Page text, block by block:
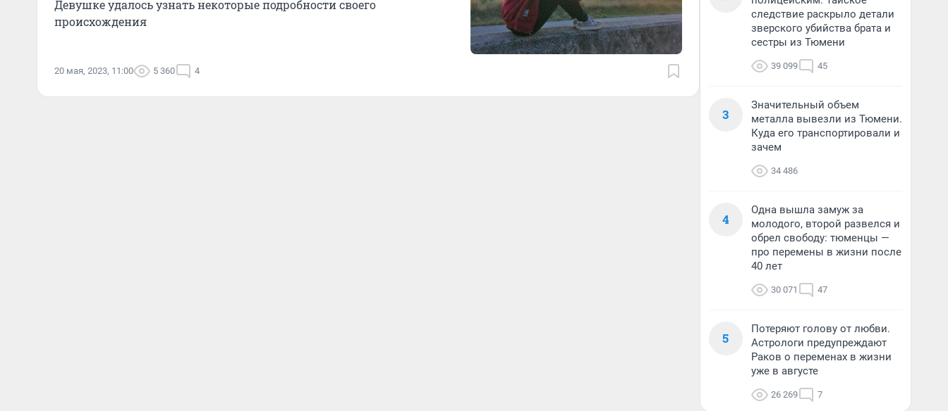
Девушке удалось узнать некоторые подробности своего
происхождения
20 мая, 2023, 11:00 5 360 4
следствие раскрыло детали
зверского убийства брата и
сестры из Тюмени
39 099 45
3
Значительный объем
металла вывезли из Тюмени.
Куда его транспортировали и
зачем
34 486
4
Одна вышла замуж за
молодого, второй развелся и
обрел свободу: тюменцы —
про перемены в жизни после
40 лет
30 071 47
5
Потеряют голову от любви.
Астрологи предупреждают
Раков о переменах в жизни
уже в августе
26 269 7